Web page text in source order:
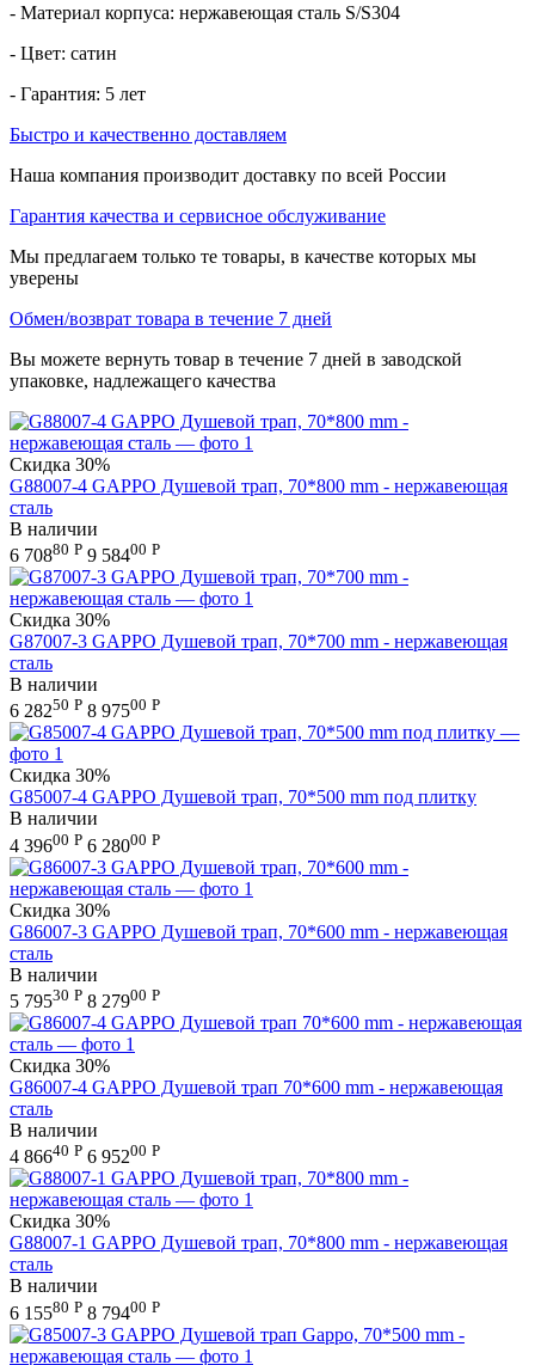
- Материал корпуса: нержавеющая сталь S/S304
- Цвет: сатин
- Гарантия: 5 лет
Быстро и качественно доставляем
Наша компания производит доставку по всей России
Гарантия качества и сервисное обслуживание
Мы предлагаем только те товары, в качестве которых мы
уверены
Обмен/возврат товара в течение 7 дней
Вы можете вернуть товар в течение 7 дней в заводской
упаковке, надлежащего качества
Скидка 30%
G88007-4 GAPPO Душевой трап, 70*800 mm - нержавеющая
сталь
В наличии
6 70880 Р 9 58400 Р
Скидка 30%
G87007-3 GAPPO Душевой трап, 70*700 mm - нержавеющая
сталь
В наличии
6 28250 Р 8 97500 Р
Скидка 30%
G85007-4 GAPPO Душевой трап, 70*500 mm под плитку
В наличии
4 39600 Р 6 28000 Р
Скидка 30%
G86007-3 GAPPO Душевой трап, 70*600 mm - нержавеющая
сталь
В наличии
5 79530 Р 8 27900 Р
Скидка 30%
G86007-4 GAPPO Душевой трап 70*600 mm - нержавеющая
сталь
В наличии
4 86640 Р 6 95200 Р
Скидка 30%
G88007-1 GAPPO Душевой трап, 70*800 mm - нержавеющая
сталь
В наличии
6 15580 Р 8 79400 Р